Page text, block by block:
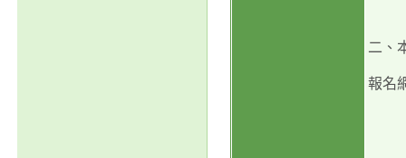
二、
報名